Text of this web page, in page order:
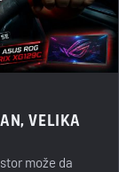
VELIKA
može da